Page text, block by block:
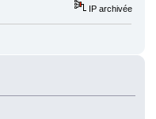
IP archivée